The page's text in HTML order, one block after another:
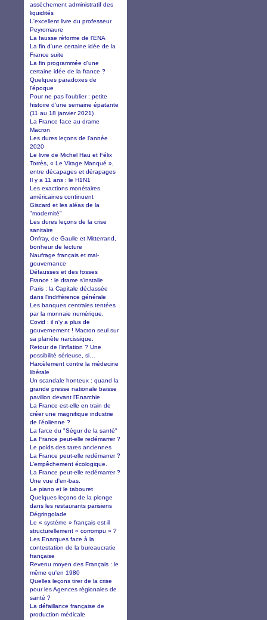
assèchement administratif des
liquidités
L'excellent livre du professeur
Peyromaure
La fausse réforme de l’ENA
La fin d'une certaine idée de la
France suite
La fin programmée d'une
certaine idée de la france ?
Quelques paradoxes de
l'époque
Pour ne pas l'oublier : petite
histoire d'une semaine épatante
(11 au 18 janvier 2021)
La France face au drame
Macron
Les dures leçons de l’année
2020
Le livre de Michel Hau et Félix
Torrès, « Le Virage Manqué »,
entre décapages et dérapages
Il y a 11 ans : le H1N1
Les exactions monétaires
américaines continuent
Giscard et les aléas de la
"modernité"
Les dures leçons de la crise
sanitaire
Onfray, de Gaulle et Mitterrand,
bonheur de lecture
Naufrage français et mal-
gouvernance
Défausses et des fosses
France : le drame s'installe
Paris : la Capitale déclassée
dans l'indifférence générale
Les banques centrales tentées
par la monnaie numérique.
Covid : il n'y a plus de
gouvernement ! Macron seul sur
sa planète narcissique.
Retour de l’inflation ? Une
possibilité sérieuse, si…
Harcèlement contre la médecine
libérale
Un scandale honteux : quand la
grande presse nationale baisse
pavillon devant l'Enarchie
La France est-elle en train de
créer une magnifique industrie
de l'éolienne ?
La farce du "Ségur de la santé"
La France peut-elle redémarrer ?
Le poids des tares anciennes
La France peut-elle redémarrer ?
L’empêchement écologique.
La France peut-elle redémarrer ?
Une vue d'en-bas.
Le piano et le tabouret
Quelques leçons de la plonge
dans les restaurants parisiens
Dégringolade
Le « système » français est-il
structurellement « corrompu » ?
Les Enarques face à la
contestation de la bureaucratie
française
Revenu moyen des Français : le
même qu'en 1980
Quelles leçons tirer de la crise
pour les Agences régionales de
santé ?
La défaillance française de
production médicale